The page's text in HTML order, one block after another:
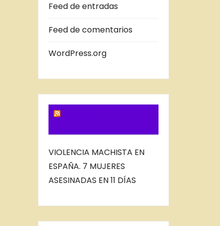
D
B
O
G
Feed de entradas
Feed de comentarios
WordPress.org
VIOLENCIA MACHISTA EN
ESPAÑA. 7 MUJERES
ASESINADAS EN 11 DÍAS